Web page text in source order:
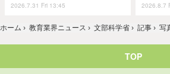
2026.7.31 Fri 13:45 2026.8.7
ホーム › 教育業界ニュース › 文部科学省 › 記事 › 写
TOP